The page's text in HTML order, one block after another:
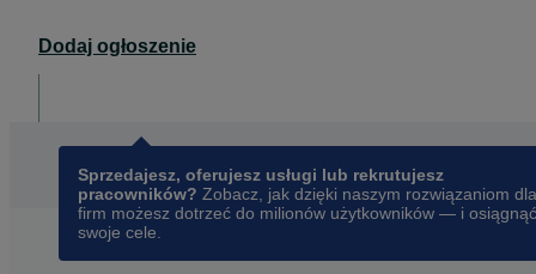
Dodaj ogłoszenie
Sprzedajesz, oferujesz usługi lub rekrutujesz
pracowników? Zobacz, jak dzięki naszym rozwiązaniom dla
firm możesz dotrzeć do milionów użytkowników — i osiągnąć
swoje cele.